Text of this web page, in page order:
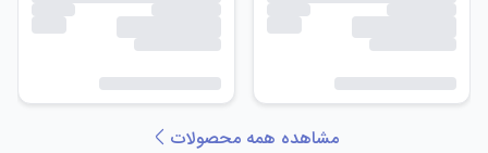
مشاهده همه محصولات